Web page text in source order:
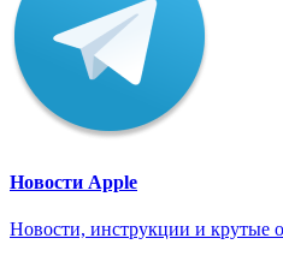
Новости Apple
Новости, инструкции и крутые